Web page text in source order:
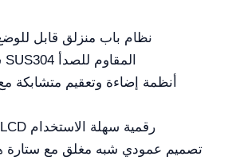
نظام باب منزلق قابل
سطح عمل من SUS304 المقاوم للصدأ
أنظمة إضاءة وتعقيم متشابكة
واجهة تحكم بـ LCD رقمية سهلة الاستخدام
تصميم عمودي شبه مغلق مع ستارة